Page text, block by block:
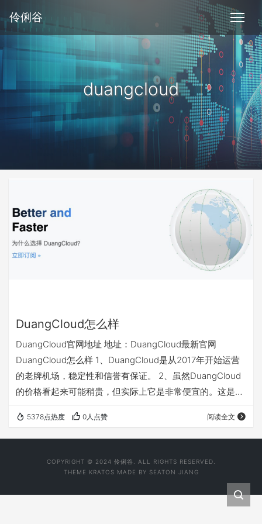
伶俐谷
duangcloud
DuangCloud怎么样
DuangCloud官网地址 地址：DuangCloud最新官网
DuangCloud怎么样 1、DuangCloud是从2017年开始运营
的老牌机场，稳定性和信誉有保证。 2、虽然DuangCloud
的价格看起来可能稍贵，但实际上它是非常便宜的。这是因
计算），而且全部采用万兆金融专线，物理绕开封锁。那些
曾经使用过有倍率流量的机场的老用户肯定都明白这一点。
费）。Netfilx 等…
5378点热度 0人点赞 阅读全文
COPYRIGHT © 2024 伶俐谷. ALL RIGHTS RESERVED.
THEME KRATOS MADE BY SEATON JIANG